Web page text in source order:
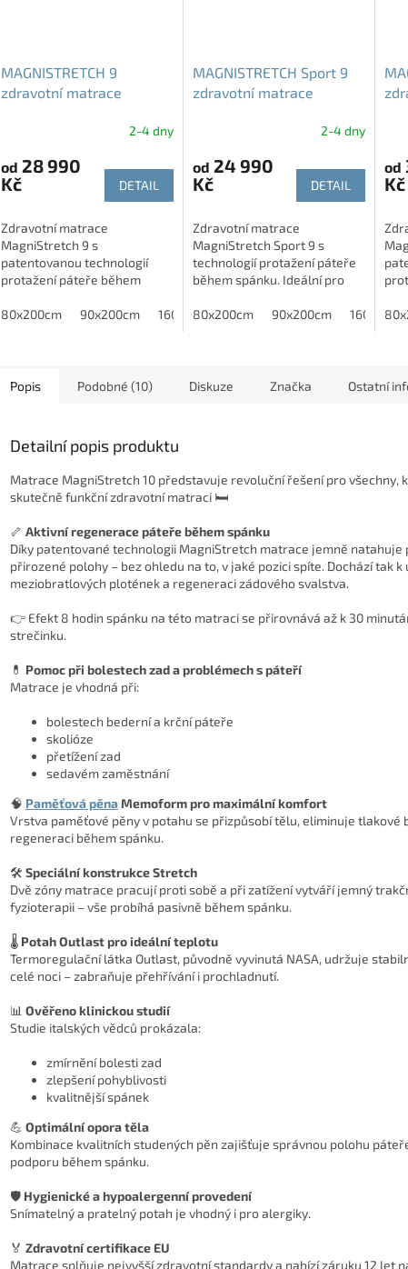
MAGNISTRETCH 9
zdravotní matrace
Memoform 23 cm T42-4 dny
od 28 990
Kč
DETAIL
Zdravotní matrace
MagniStretch 9 s
patentovanou technologií
protažení páteře během
vhodná při bolestech zad,
80x200cm 90x200cm 160x200cm 180x200cm 180x210cm
MAGNISTRETCH Sport 9
zdravotní matrace
Memoform 23 cm T22-4 dny
od 24 990
Kč
DETAIL
Zdravotní matrace
MagniStretch Sport 9 s
technologií protažení páteře
během spánku. Ideální pro
bolestmi zad nebo skoliózou.
80x200cm 90x200cm
od
Kč
Popis Podobné (10) Diskuze Značka Ostatní
Detailní popis produktu
Matrace MagniStretch 10 představuje revoluční řešení pro všechny,
skutečně funkční zdravotní matraci 🛏️
🦴 Aktivní regenerace páteře během spánku
Díky patentované technologii MagniStretch matrace jemně natahuje
přirozené polohy – bez ohledu na to, v jaké pozici spíte. Dochází tak k
meziobratlových plotének a regeneraci zádového svalstva.
👉 Efekt 8 hodin spánku na této matraci se přirovnává až k 30
strečinku.
💊 Pomoc při bolestech zad a problémech s páteří
Matrace je vhodná při:
bolestech bederní a krční páteře
skolióze
přetížení zad
sedavém zaměstnání
🧠 Paměťová pěnaMemoform pro maximální komfort
Vrstva paměťové pěny v potahu se přizpůsobí tělu, eliminuje tlakové
regeneraci během spánku.
🛠️ Speciální konstrukce Stretch
Dvě zóny matrace pracují proti sobě a při zatížení vytváří jemný
fyzioterapii – vše probíhá pasivně během spánku.
🌡️ Potah Outlast pro ideální teplotu
Termoregulační látka Outlast, původně vyvinutá NASA, udržuje
celé noci – zabraňuje přehřívání i prochladnutí.
📊 Ověřeno klinickou studií
Studie italských vědců prokázala:
zmírnění bolesti zad
zlepšení pohyblivosti
kvalitnější spánek
💪 Optimální opora těla
Kombinace kvalitních studených pěn zajišťuje správnou polohu
podporu během spánku.
🛡️ Hygienické a hypoalergenní provedení
Snímatelný a pratelný potah je vhodný i pro alergiky.
🏅 Zdravotní certifikace EU
Matrace splňuje nejvyšší zdravotní standardy a nabízí záruku 12 let